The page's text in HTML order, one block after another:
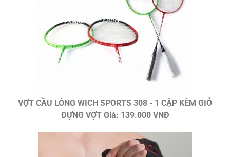
VỢT CẦU LÔNG WICH SPORTS 308 - 1 CẶP KÈM GIỎ
ĐỰNG VỢT Giá: 139.000 VNĐ